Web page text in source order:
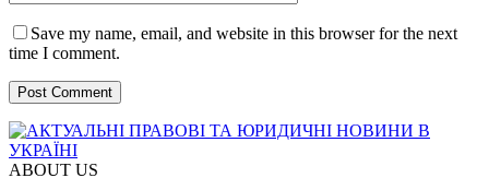
Save my name, email, and website in this browser for the next
time I comment.
ABOUT US